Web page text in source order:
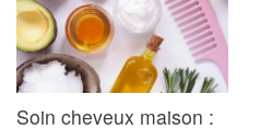
Soin cheveux maison :